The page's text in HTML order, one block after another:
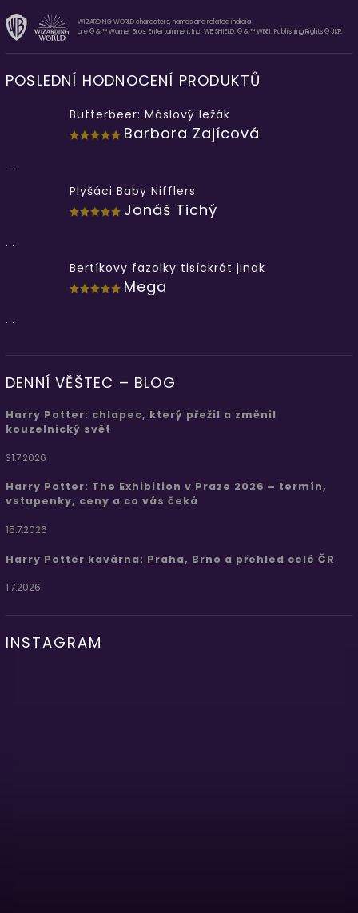
WIZARDING WORLD characters, names and related indicia
are © & ™ Warner Bros. Entertainment Inc. WB SHIELD: © & ™ WBEI. Publishing Rights © JKR.
POSLEDNÍ HODNOCENÍ PRODUKTŮ
Butterbeer: Máslový ležák
Barbora Zajícová
...
Plyšáci Baby Nifflers
Jonáš Tichý
...
Bertíkovy fazolky tisíckrát jinak
Mega
...
DENNÍ VĚŠTEC – BLOG
Harry Potter: chlapec, který přežil a změnil
kouzelnický svět
31.7.2026
Harry Potter: The Exhibition v Praze 2026 – termín,
vstupenky, ceny a co vás čeká
15.7.2026
Harry Potter kavárna: Praha, Brno a přehled celé ČR
1.7.2026
INSTAGRAM